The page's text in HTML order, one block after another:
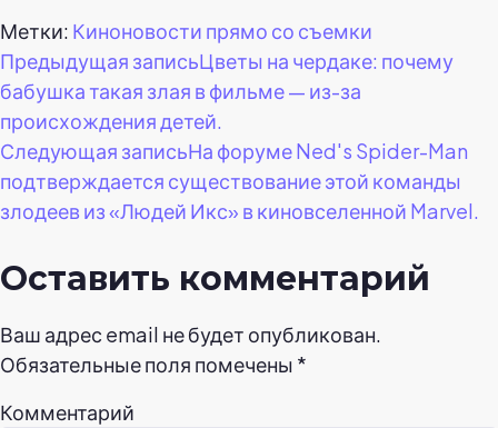
Метки: Киноновости прямо со съемки
Навигация
по
записям
Предыдущая записьЦветы на чердаке: почему
бабушка такая злая в фильме — из-за
происхождения детей.
Следующая записьНа форуме Ned's Spider-Man
подтверждается существование этой команды
злодеев из «Людей Икс» в киновселенной Marvel.
Оставить комментарий
Ваш адрес email не будет опубликован.
Обязательные поля помечены *
Комментарий